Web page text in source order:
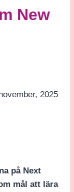
New
2025
på Next
mål att lära